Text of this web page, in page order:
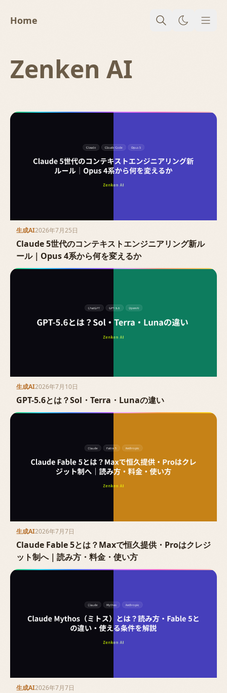
Home メニ
Zenken AI
生成AI2026年7月25日
Claude 5世代のコンテキストエンジニアリング新ル
ール｜Opus 4系から何を変えるか
生成AI2026年7月10日
GPT-5.6とは？Sol・Terra・Lunaの違い
生成AI2026年7月7日
Claude Fable 5とは？Maxで恒久提供・Proはクレジ
ット制へ｜読み方・料金・使い方
生成AI2026年7月7日